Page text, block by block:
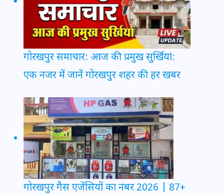
गोरखपुर समाचार: आज की प्रमुख सुर्खियां:
एक नजर में जानें गोरखपुर शहर की हर खबर
गोरखपुर गैस एजेंसियों का नंबर 2026 | 87+